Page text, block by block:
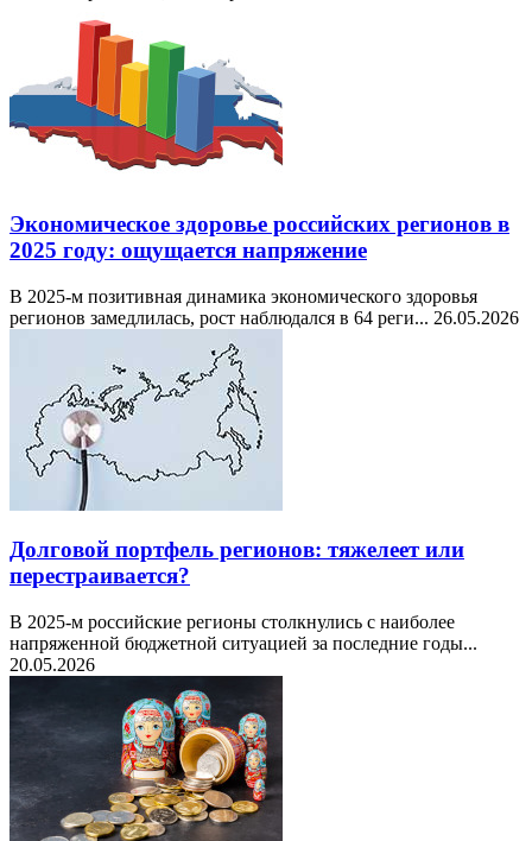
Экономическое здоровье российских регионов в
2025 году: ощущается напряжение
В 2025-м позитивная динамика экономического здоровья
регионов замедлилась, рост наблюдался в 64 реги... 26.05.2026
Долговой портфель регионов: тяжелеет или
перестраивается?
В 2025-м российские регионы столкнулись с наиболее
напряженной бюджетной ситуацией за последние годы...
20.05.2026